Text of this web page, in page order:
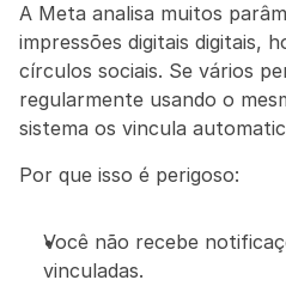
A Meta analisa muitos
impressões digitais digitais,
círculos sociais. Se vários
regularmente usando o
sistema os vincula
Por que isso é perigoso:
Você não recebe
vinculadas.